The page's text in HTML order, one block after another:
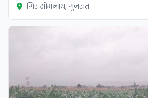
गिर सोमनाथ, गुजरात